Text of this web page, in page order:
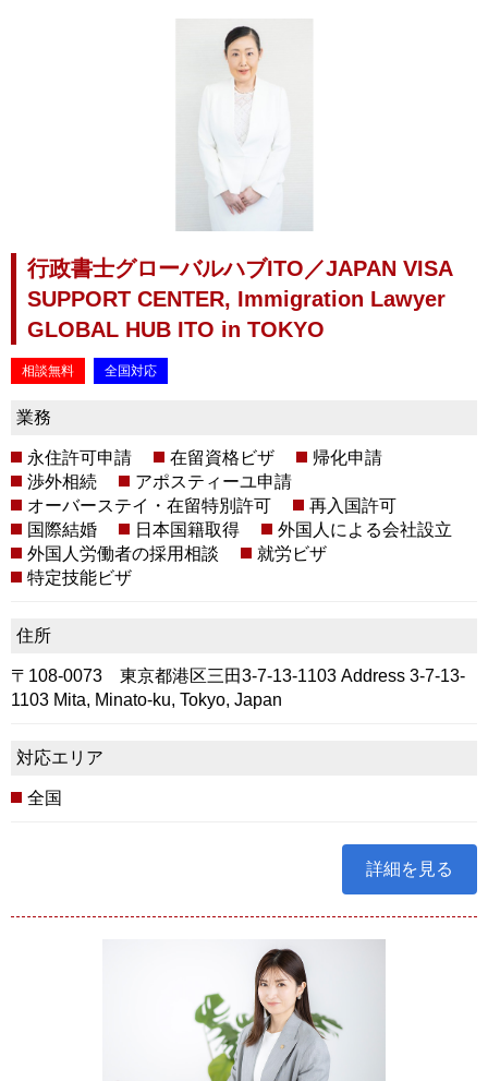
行政書士グローバルハブITO／JAPAN VISA
SUPPORT CENTER, Immigration Lawyer
GLOBAL HUB ITO in TOKYO
相談無料 全国対応
業務
永住許可申請 在留資格ビザ
帰化申請
渉外相続
アポスティーユ申請
オーバーステイ・在留特別許可
再入国許可
国際結婚
日本国籍取得
外国人による会社設立
外国人労働者の採用相談
就労ビザ
特定技能ビザ
住所
〒108-0073 東京都港区三田3-7-13-1103 Address 3-7-13-
1103 Mita, Minato-ku, Tokyo, Japan
対応エリア
全国
詳細を見る